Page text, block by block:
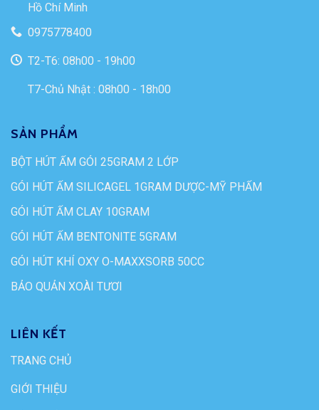
Hồ Chí Minh
0975778400
T2-T6: 08h00 - 19h00
T7-Chủ Nhật : 08h00 - 18h00
SẢN PHẨM
BỘT HÚT ẨM GÓI 25GRAM 2 LỚP
GÓI HÚT ẨM SILICAGEL 1GRAM DƯỢC-MỸ PHẨM
GÓI HÚT ẨM CLAY 10GRAM
GÓI HÚT ẨM BENTONITE 5GRAM
GÓI HÚT KHÍ OXY O-MAXXSORB 50CC
BẢO QUẢN XOÀI TƯƠI
LIÊN KẾT
TRANG CHỦ
GIỚI THIỆU